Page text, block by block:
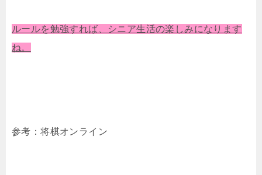
ルールを勉強すれば、シニア生活の楽しみになります
ね。
参考：将棋オンライン